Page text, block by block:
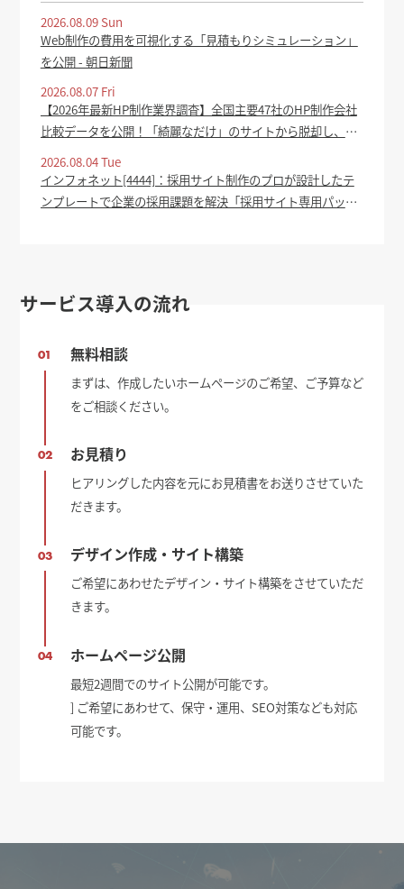
2026.08.09 Sun
Web制作の費用を可視化する「見積もりシミュレーション」
を公開 - 朝日新聞
2026.08.07 Fri
【2026年最新HP制作業界調査】全国主要47社のHP制作会社
比較データを公開！「綺麗なだけ」のサイトから脱却し、集
2026.08.04 Tue
インフォネット[4444]：採用サイト制作のプロが設計したテ
ンプレートで企業の採用課題を解決「採用サイト専用パッケ
サービス導入の流れ
01 無料相談
まずは、作成したいホームページのご希望、ご予算など
をご相談ください。
02 お見積り
ヒアリングした内容を元にお見積書をお送りさせていた
だきます。
03 デザイン作成・サイト構築
ご希望にあわせたデザイン・サイト構築をさせていただ
きます。
04 ホームページ公開
最短2週間でのサイト公開が可能です。
] ご希望にあわせて、保守・運用、SEO対策なども対応
可能です。